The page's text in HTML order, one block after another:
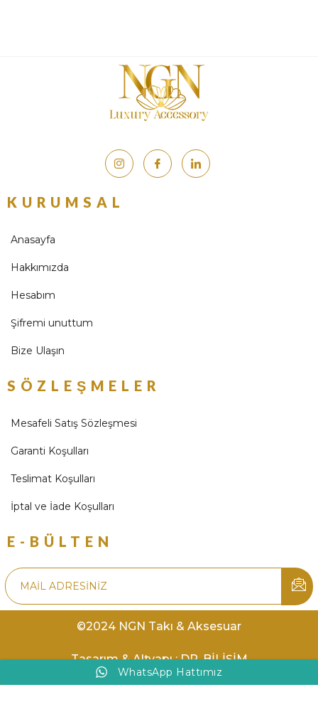
KURUMSAL
Anasayfa
Hakkımızda
Hesabım
Şifremi unuttum
Bize Ulaşın
SÖZLEŞMELER
Mesafeli Satış Sözleşmesi
Garanti Koşulları
Teslimat Koşulları
İptal ve İade Koşulları
E-BÜLTEN
©2024 NGN Takı & Aksesuar
Tasarım & Altyapı : DR. BİLİŞİM
WhatsApp Hattımız